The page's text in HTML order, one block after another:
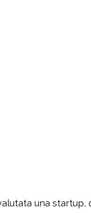
una startup,